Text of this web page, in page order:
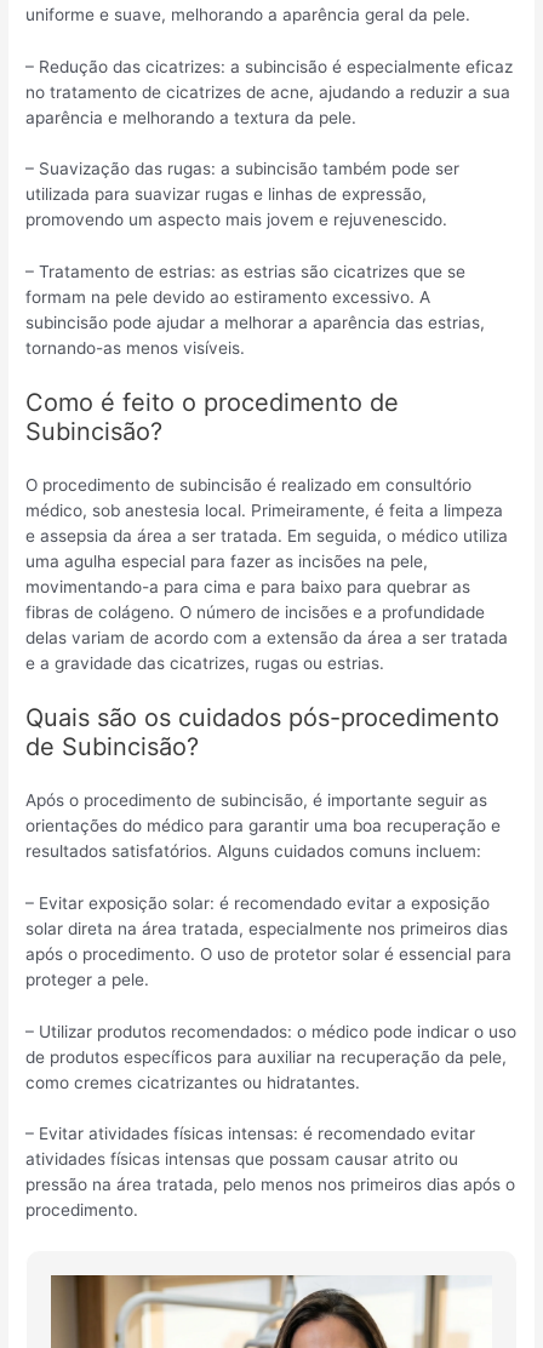
uniforme e suave, melhorando a aparência geral da pele.
– Redução das cicatrizes: a subincisão é especialmente eficaz
no tratamento de cicatrizes de acne, ajudando a reduzir a sua
aparência e melhorando a textura da pele.
– Suavização das rugas: a subincisão também pode ser
utilizada para suavizar rugas e linhas de expressão,
promovendo um aspecto mais jovem e rejuvenescido.
– Tratamento de estrias: as estrias são cicatrizes que se
formam na pele devido ao estiramento excessivo. A
subincisão pode ajudar a melhorar a aparência das estrias,
tornando-as menos visíveis.
Como é feito o procedimento de
Subincisão?
O procedimento de subincisão é realizado em consultório
médico, sob anestesia local. Primeiramente, é feita a limpeza
e assepsia da área a ser tratada. Em seguida, o médico utiliza
uma agulha especial para fazer as incisões na pele,
movimentando-a para cima e para baixo para quebrar as
fibras de colágeno. O número de incisões e a profundidade
delas variam de acordo com a extensão da área a ser tratada
e a gravidade das cicatrizes, rugas ou estrias.
Quais são os cuidados pós-procedimento
de Subincisão?
Após o procedimento de subincisão, é importante seguir as
orientações do médico para garantir uma boa recuperação e
resultados satisfatórios. Alguns cuidados comuns incluem:
– Evitar exposição solar: é recomendado evitar a exposição
solar direta na área tratada, especialmente nos primeiros dias
após o procedimento. O uso de protetor solar é essencial para
proteger a pele.
– Utilizar produtos recomendados: o médico pode indicar o uso
de produtos específicos para auxiliar na recuperação da pele,
como cremes cicatrizantes ou hidratantes.
– Evitar atividades físicas intensas: é recomendado evitar
atividades físicas intensas que possam causar atrito ou
pressão na área tratada, pelo menos nos primeiros dias após o
procedimento.